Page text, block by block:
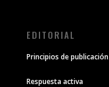
EDITORIAL
Principios de publicación
Respuesta activa